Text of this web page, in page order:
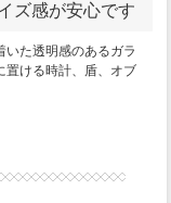
ズ感が安心です
た透明感のあるガラ
置ける時計、盾、オブ